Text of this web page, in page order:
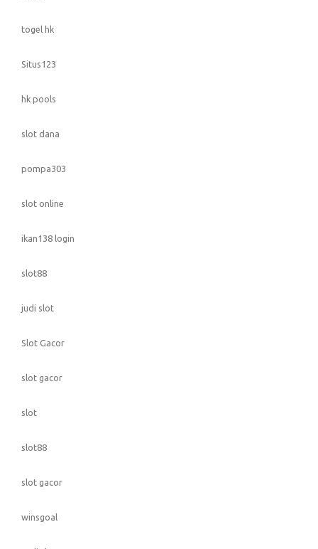
togel hk
Situs123
hk pools
slot dana
pompa303
slot online
ikan138 login
slot88
judi slot
Slot Gacor
slot gacor
slot
slot88
slot gacor
winsgoal